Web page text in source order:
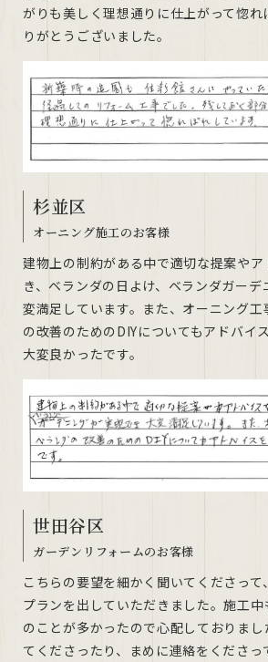
がりも美しく理想通りに仕上がって惚れ
りがとうございました。
杉並区
オーニング施工のお客様
建物上の制約がある中で適切な提案や
き、ベランダの日よけ、ベランダガー
変満足しています。また、オーニング工
の改善のためのDIYについてもアドバイ
大変良かったです。
世田谷区
ガーデンリフォームのお客様
こちらの要望を細かく聞いてくださって
プランを出していただきました。施工
のことが多かったので心配しておりま
てくださったり、まめに連絡をくださっ